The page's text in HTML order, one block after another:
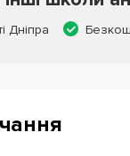
Дніпра